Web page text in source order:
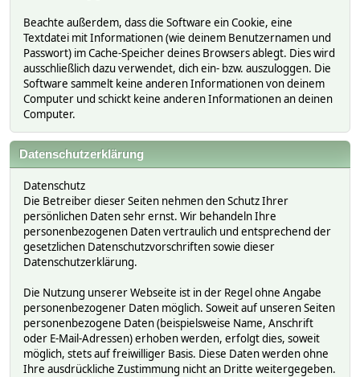
Beachte außerdem, dass die Software ein Cookie, eine
Textdatei mit Informationen (wie deinem Benutzernamen und
Passwort) im Cache-Speicher deines Browsers ablegt. Dies wird
ausschließlich dazu verwendet, dich ein- bzw. auszuloggen. Die
Software sammelt keine anderen Informationen von deinem
Computer und schickt keine anderen Informationen an deinen
Computer.
Datenschutzerklärung
Datenschutz
Die Betreiber dieser Seiten nehmen den Schutz Ihrer
persönlichen Daten sehr ernst. Wir behandeln Ihre
personenbezogenen Daten vertraulich und entsprechend der
gesetzlichen Datenschutzvorschriften sowie dieser
Datenschutzerklärung.
Die Nutzung unserer Webseite ist in der Regel ohne Angabe
personenbezogener Daten möglich. Soweit auf unseren Seiten
personenbezogene Daten (beispielsweise Name, Anschrift
oder E-Mail-Adressen) erhoben werden, erfolgt dies, soweit
möglich, stets auf freiwilliger Basis. Diese Daten werden ohne
Ihre ausdrückliche Zustimmung nicht an Dritte weitergegeben.